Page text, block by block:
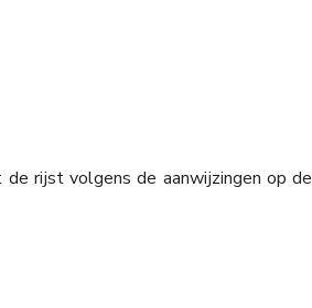
rijst volgens de aanwijzingen op de